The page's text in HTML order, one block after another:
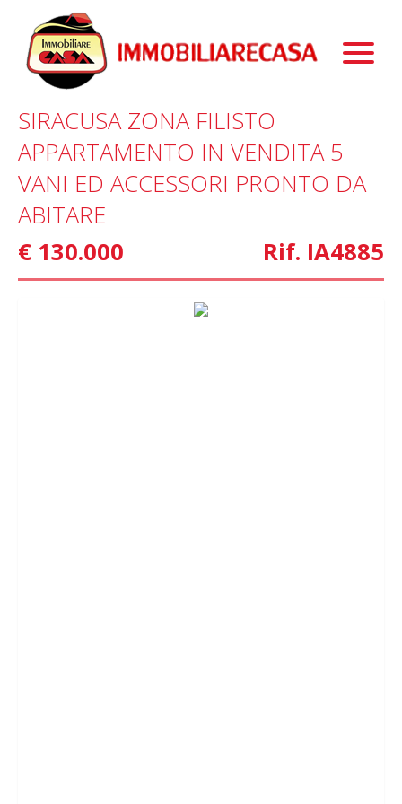
Property
Properties For Sale
Properties To Rent
Commercial Properties
About Us
Our Story
Staff
Services
Mortgage
Marketing
Home Staging
Blog
Contact Us
SIRACUSA ZONA FILISTO
APPARTAMENTO IN VENDITA 5
VANI ED ACCESSORI PRONTO DA
ABITARE
€ 130.000
Rif. IA4885